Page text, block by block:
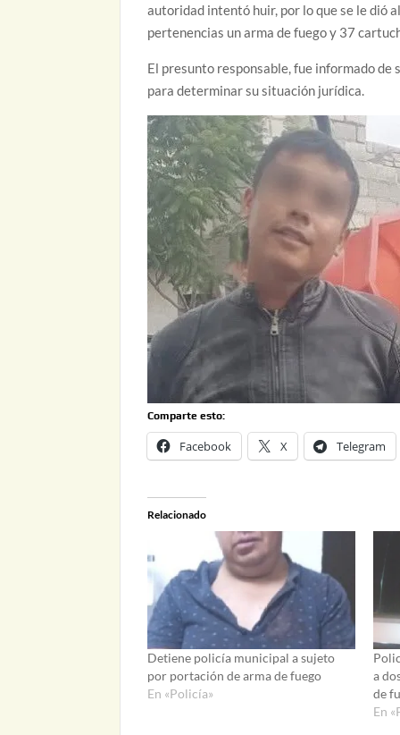
autoridad intentó huir, por lo que se le dió
pertenencias un arma de fuego y 37
El presunto responsable, fue informado de
para determinar su situación jurídica.
Comparte esto:
Facebook X Telegram
Relacionado
Detiene policía municipal a sujeto
por portación de arma de fuego
En «Policía»
a
de
En